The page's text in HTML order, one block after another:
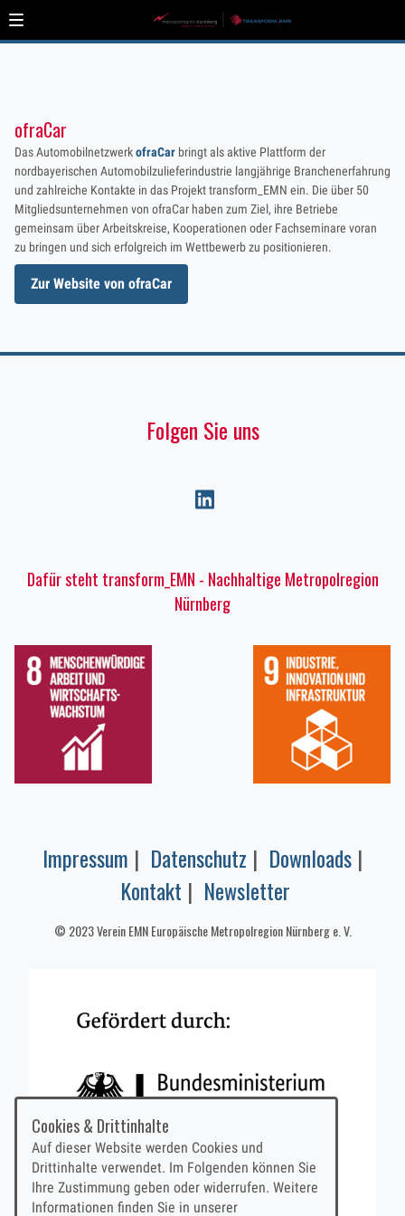
ofraCar
Das AutomobilnetzwerkofraCar bringt als aktive Plattform der
nordbayerischen Automobilzulieferindustrie langjährige Branchenerfahrung
und zahlreiche Kontakte in das Projekt transform_EMN ein. Die über 50
Mitgliedsunternehmen von ofraCar haben zum Ziel, ihre Betriebe
gemeinsam über Arbeitskreise, Kooperationen oder Fachseminare voran
zu bringen und sich erfolgreich im Wettbewerb zu positionieren.
Zur Website von ofraCar
Folgen Sie uns
Dafür steht transform_EMN - Nachhaltige Metropolregion
Nürnberg
Impressum | Datenschutz | Downloads |
Kontakt | Newsletter
© 2023 Verein EMN Europäische Metropolregion Nürnberg e. V.
Cookies & Drittinhalte
Auf dieser Website werden Cookies und
Drittinhalte verwendet. Im Folgenden können Sie
Ihre Zustimmung geben oder widerrufen. Weitere
Informationen finden Sie in unserer